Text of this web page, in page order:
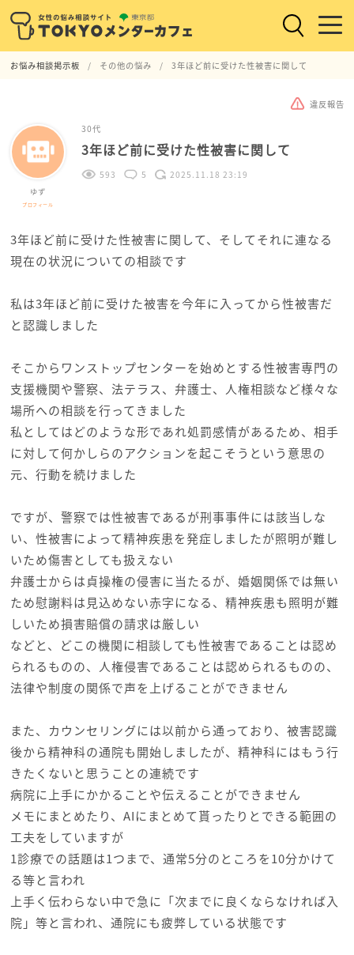
お悩み相談掲示板 その他の悩み 3年ほど前に受けた性被害に関して
違反報告
ゆず
プロフィール
30代
3年ほど前に受けた性被害に関して
593 5 2025.11.18 23:19
3年ほど前に受けた性被害に関して、そしてそれに連なる
現在の状況についての相談です
私は3年ほど前に受けた被害を今年に入ってから性被害だ
と認識しました
そこからワンストップセンターを始めとする性被害専門の
支援機関や警察、法テラス、弁護士、人権相談など様々な
場所への相談を行ってきました
私としてはどのような形であれ処罰感情があるため、相手
に対して何かしらのアクションを起こそうという意思の
元、行動を続けました
ですが、警察では性被害であるが刑事事件には該当しな
い、性被害によって精神疾患を発症しましたが照明が難し
いため傷害としても扱えない
弁護士からは貞操権の侵害に当たるが、婚姻関係では無い
ため慰謝料は見込めない赤字になる、精神疾患も照明が難
しいため損害賠償の請求は厳しい
などと、どこの機関に相談しても性被害であることは認め
られるものの、人権侵害であることは認められるものの、
法律や制度の関係で声を上げることができません
また、カウンセリングには以前から通っており、被害認識
後から精神科の通院も開始しましたが、精神科にはもう行
きたくないと思うことの連続です
病院に上手にかかることや伝えることができません
メモにまとめたり、AIにまとめて貰ったりとできる範囲の
工夫をしていますが
1診療での話題は1つまで、通常5分のところを10分かけて
る等と言われ
上手く伝わらない中で急に「次までに良くならなければ入
院」等と言われ、通院にも疲弊している状態です